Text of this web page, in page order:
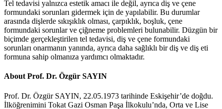
Tel tedavisi yalnızca estetik amacı ile değil, ayrıca diş ve çene
formundaki sorunları gidermek için de yapılabilir. Bu durumlar
arasında dişlerde sıkışıklık olması, çarpıklık, boşluk, çene
formundaki sorunlar ve çiğneme problemleri bulunabilir. Düzgün bir
biçimde gerçekleştirilen tel tedavisi, diş ve çene formundaki
sorunları onarmanın yanında, ayrıca daha sağlıklı bir diş ve diş eti
formuna sahip olmanıza yardımcı olmaktadır.
About Prof. Dr. Özgür SAYIN
Prof. Dr. Özgür SAYIN, 22.05.1973 tarihinde Eskişehir’de doğdu.
İlköğrenimini Tokat Gazi Osman Paşa İlkokulu’nda, Orta ve Lise